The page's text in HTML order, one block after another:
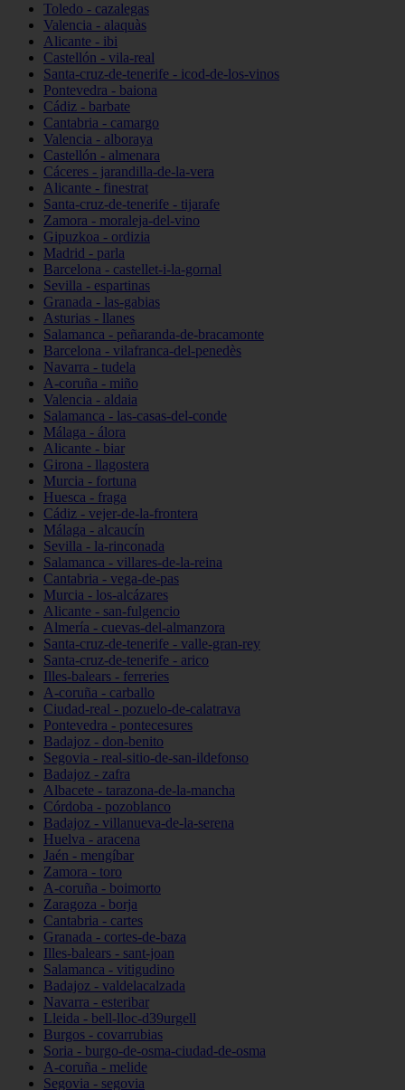
Toledo - cazalegas
Valencia - alaquàs
Alicante - ibi
Castellón - vila-real
Santa-cruz-de-tenerife - icod-de-los-vinos
Pontevedra - baiona
Cádiz - barbate
Cantabria - camargo
Valencia - alboraya
Castellón - almenara
Cáceres - jarandilla-de-la-vera
Alicante - finestrat
Santa-cruz-de-tenerife - tijarafe
Zamora - moraleja-del-vino
Gipuzkoa - ordizia
Madrid - parla
Barcelona - castellet-i-la-gornal
Sevilla - espartinas
Granada - las-gabias
Asturias - llanes
Salamanca - peñaranda-de-bracamonte
Barcelona - vilafranca-del-penedès
Navarra - tudela
A-coruña - miño
Valencia - aldaia
Salamanca - las-casas-del-conde
Málaga - álora
Alicante - biar
Girona - llagostera
Murcia - fortuna
Huesca - fraga
Cádiz - vejer-de-la-frontera
Málaga - alcaucín
Sevilla - la-rinconada
Salamanca - villares-de-la-reina
Cantabria - vega-de-pas
Murcia - los-alcázares
Alicante - san-fulgencio
Almería - cuevas-del-almanzora
Santa-cruz-de-tenerife - valle-gran-rey
Santa-cruz-de-tenerife - arico
Illes-balears - ferreries
A-coruña - carballo
Ciudad-real - pozuelo-de-calatrava
Pontevedra - pontecesures
Badajoz - don-benito
Segovia - real-sitio-de-san-ildefonso
Badajoz - zafra
Albacete - tarazona-de-la-mancha
Córdoba - pozoblanco
Badajoz - villanueva-de-la-serena
Huelva - aracena
Jaén - mengíbar
Zamora - toro
A-coruña - boimorto
Zaragoza - borja
Cantabria - cartes
Granada - cortes-de-baza
Illes-balears - sant-joan
Salamanca - vitigudino
Badajoz - valdelacalzada
Navarra - esteribar
Lleida - bell-lloc-d39urgell
Burgos - covarrubias
Soria - burgo-de-osma-ciudad-de-osma
A-coruña - melide
Segovia - segovia